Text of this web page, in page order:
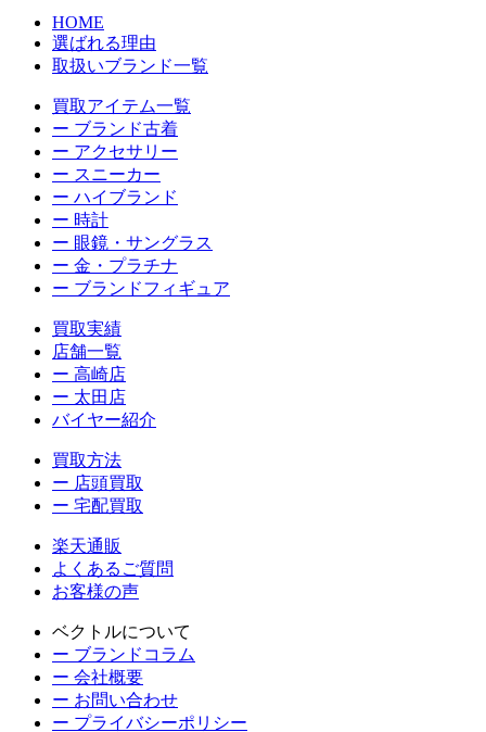
HOME
選ばれる理由
取扱いブランド一覧
買取アイテム一覧
ー ブランド古着
ー アクセサリー
ー スニーカー
ー ハイブランド
ー 時計
ー 眼鏡・サングラス
ー 金・プラチナ
ー ブランドフィギュア
買取実績
店舗一覧
ー 高崎店
ー 太田店
バイヤー紹介
買取方法
ー 店頭買取
ー 宅配買取
楽天通販
よくあるご質問
お客様の声
ベクトルについて
ー ブランドコラム
ー 会社概要
ー お問い合わせ
ー プライバシーポリシー